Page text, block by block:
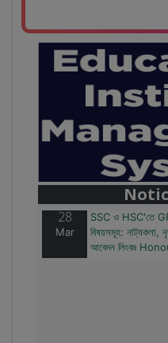
বাজেটের মধ্যে
২০টির অধিক বিষয়,
আবেদন লিংকঃ
28
Mar
SSC ও HSC'তে
বিষয়সমূহ: নাট্যকলা,
আবেদন লিংকঃ